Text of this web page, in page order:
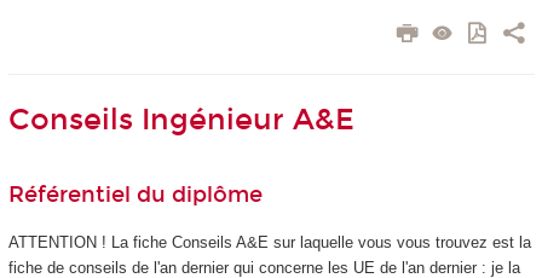
Conseils Ingénieur A&E
Référentiel du diplôme
ATTENTION ! La fiche Conseils A&E sur laquelle vous vous trouvez est la
fiche de conseils de l'an dernier qui concerne les UE de l'an dernier : je la